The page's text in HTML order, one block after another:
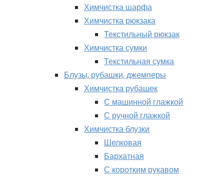
Химчистка шарфа
Химчистка рюкзака
Текстильный рюкзак
Химчистка сумки
Текстильная сумка
Блузы, рубашки, джемперы
Химчистка рубашек
С машинной глажкой
С ручной глажкой
Химчистка блузки
Шелковая
Бархатная
С коротким рукавом